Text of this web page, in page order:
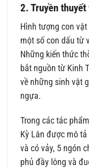
2. Truyền
Hình tượng con
một số con dấu từ
Những kiến thức
bắt nguồn từ Kinh
về những sinh vật
ngựa.
Trong các tác
Kỳ Lân được mô
và có vảy, 5 ngón
phủ đầy lông và